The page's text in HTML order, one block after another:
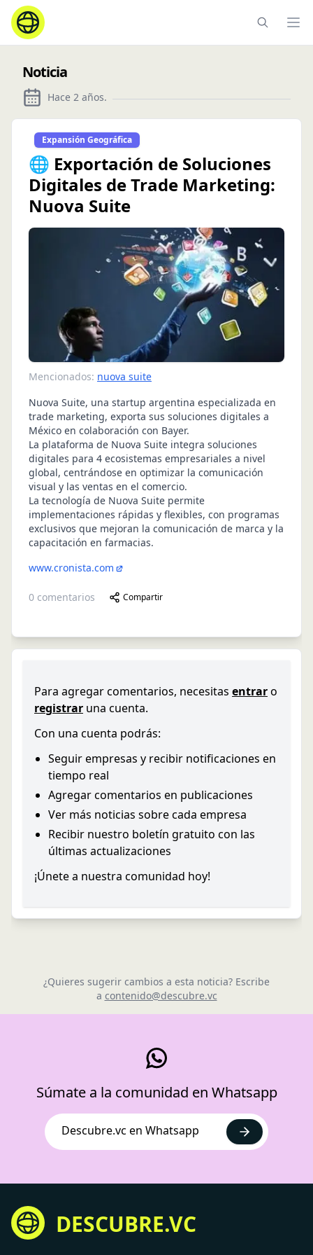
Noticia
Hace 2 años.
Expansión Geográfica
🌐 Exportación de Soluciones
Digitales de Trade Marketing:
Nuova Suite
Mencionados: nuova suite
Nuova Suite, una startup argentina especializada en
trade marketing, exporta sus soluciones digitales a
México en colaboración con Bayer.
La plataforma de Nuova Suite integra soluciones
digitales para 4 ecosistemas empresariales a nivel
global, centrándose en optimizar la comunicación
visual y las ventas en el comercio.
La tecnología de Nuova Suite permite
implementaciones rápidas y flexibles, con programas
exclusivos que mejoran la comunicación de marca y la
capacitación en farmacias.
www.cronista.com
0 comentarios Compartir
Para agregar comentarios, necesitas entraro
registrar una cuenta.
Con una cuenta podrás:
Seguir empresas y recibir notificaciones en
tiempo real
Agregar comentarios en publicaciones
Ver más noticias sobre cada empresa
Recibir nuestro boletín gratuito con las
últimas actualizaciones
¡Únete a nuestra comunidad hoy!
¿Quieres sugerir cambios a esta noticia? Escribe
a contenido@descubre.vc
Súmate a la comunidad en Whatsapp
Descubre.vc en Whatsapp
DESCUBRE.VC